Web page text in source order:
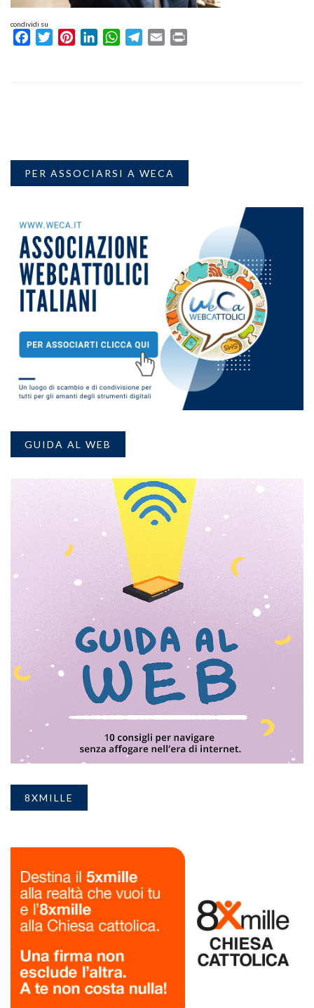
condividi su
FacebookTwitterPinterestLinkedInWhatsAppTelegram
Email
PER ASSOCIARSI A WECA
GUIDA AL WEB
8XMILLE